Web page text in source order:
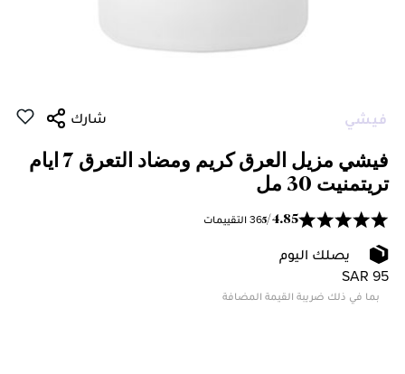
فيشي شارك
فيشي مزيل العرق كريم ومضاد التعرق 7 ايام
تريتمنيت 30 مل
4.85
/
536 التقييمات
يصلك اليوم
SAR 95
بما في ذلك ضريبة القيمة المضافة